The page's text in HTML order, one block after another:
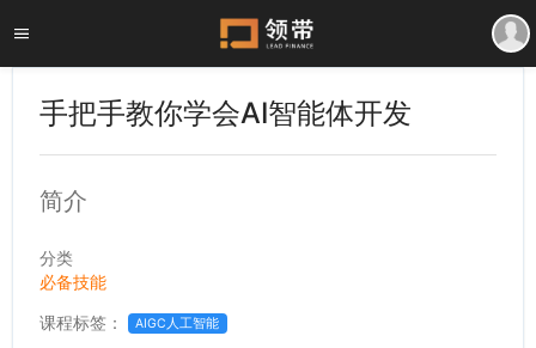
手把手教你学会AI智能体开发
简介
分类
必备技能
课程标签：
AIGC人工智能